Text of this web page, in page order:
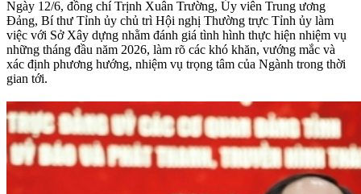
Ngày 12/6, đồng chí Trịnh Xuân Trường, Ủy viên Trung ương
Đảng, Bí thư Tỉnh ủy chủ trì Hội nghị Thường trực Tỉnh ủy làm
việc với Sở Xây dựng nhằm đánh giá tình hình thực hiện nhiệm vụ
những tháng đầu năm 2026, làm rõ các khó khăn, vướng mắc và
xác định phương hướng, nhiệm vụ trọng tâm của Ngành trong thời
gian tới.